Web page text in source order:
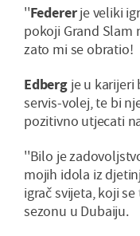
''Federerje veliki
pokoji Grand Slam
zato mi se obratio!
Edbergje u karijeri
servis-volej, te bi
pozitivno utjecati
''Bilo je
mojih idola iz
igrač svijeta, koji
sezonu u Dubaiju.